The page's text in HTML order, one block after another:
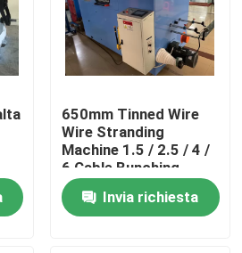
650mm Tinned Wire
Wire Stranding
Machine 1.5 / 2.5 / 4 /
6 Cable Bunching
Machine
Invia richiesta